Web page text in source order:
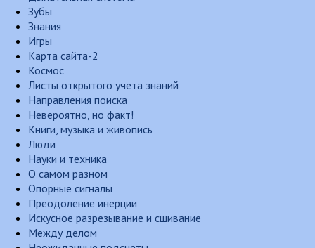
Зубы
Знания
Игры
Карта сайта-2
Космос
Листы открытого учета знаний
Направления поиска
Невероятно, но факт!
Книги, музыка и живопись
Люди
Науки и техника
О самом разном
Опорные сигналы
Преодоление инерции
Искусное разрезывание и сшивание
Между делом